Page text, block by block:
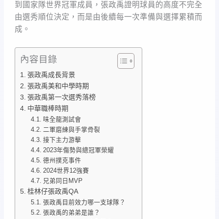
到國家隊世界冠軍成員，張政禹證明球員的高度不完全
由選秀順位決定，而是由後續每一次準備與選擇累積而
成。
內容目錄
張政禹成長背景
張政禹美和中學時期
張政禹第一次選秀落榜
中華職棒時期
味全龍測試會
二軍磨練與手掌骨裂
接下主力游擊
2023年傷勢與總冠軍榮耀
德州撲克事件
2024世界12強賽
兄弟同日MVP
桂林仔張政禹QA
張政禹目前效力哪一支球隊？
張政禹的弟弟是誰？